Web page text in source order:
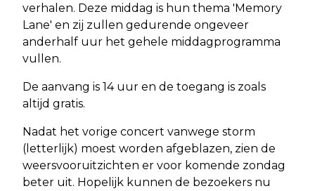
verhalen. Deze middag is hun thema 'Memory
Lane' en zij zullen gedurende ongeveer
anderhalf uur het gehele middagprogramma
vullen.
De aanvang is 14 uur en de toegang is zoals
altijd gratis.
Nadat het vorige concert vanwege storm
(letterlijk) moest worden afgeblazen, zien de
weersvooruitzichten er voor komende zondag
beter uit. Hopelijk kunnen de bezoekers nu